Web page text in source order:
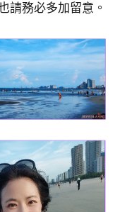
請務必多加留意。